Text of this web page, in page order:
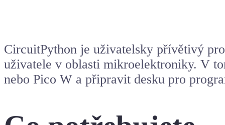
CircuitPython je uživatelsky přívětivý
uživatele v oblasti mikroelektroniky. V
nebo Pico W a připravit desku pro